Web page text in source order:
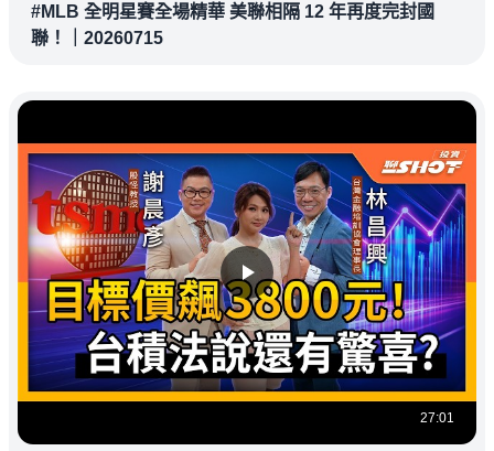
#MLB 全明星賽全場精華 美聯相隔 12 年再度完封國
聯！｜20260715
27:01